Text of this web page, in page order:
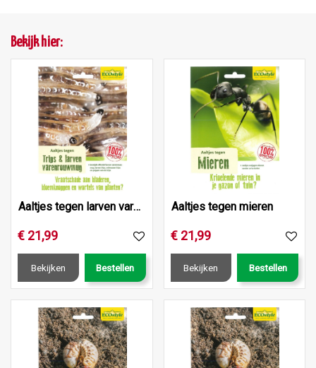
Bekijk hier:
Aaltjes tegen larven varenrouwmug
€ 21,99
Bekijken Bestellen
Aaltjes tegen mieren
€ 21,99
Bekijken Bestellen